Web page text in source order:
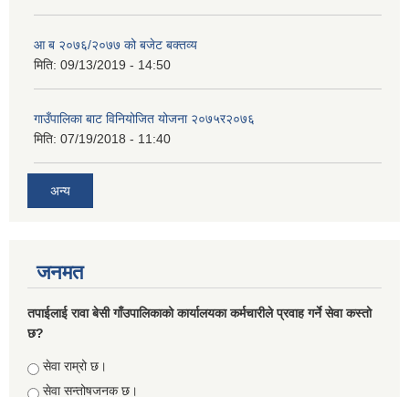
आ ब २०७६/२०७७ को बजेट बक्तव्य
मिति: 09/13/2019 - 14:50
गाउँपालिका बाट विनियोजित योजना २०७५र२०७६
मिति: 07/19/2018 - 11:40
अन्य
जनमत
तपाईलाई रावा बेसी गाँउपालिकाको कार्यालयका कर्मचारीले प्रवाह गर्ने सेवा कस्तो
छ?
Choices
सेवा राम्रो छ।
सेवा सन्तोषजनक छ।